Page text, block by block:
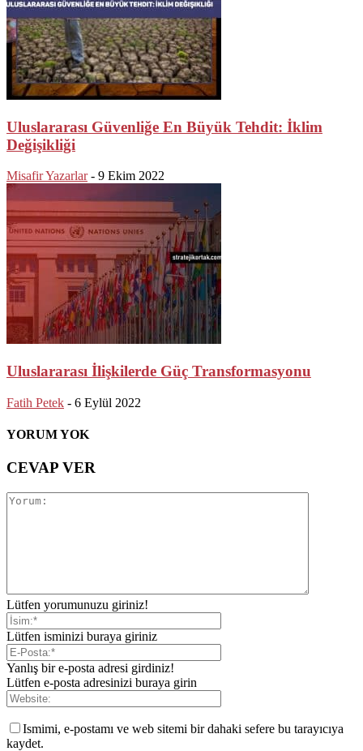
Uluslararası Güvenliğe En Büyük Tehdit: İklim
Değişikliği
Misafir Yazarlar - 9 Ekim 2022
Uluslararası İlişkilerde Güç Transformasyonu
Fatih Petek - 6 Eylül 2022
YORUM YOK
CEVAP VER
Lütfen yorumunuzu giriniz!
Lütfen isminizi buraya giriniz
Yanlış bir e-posta adresi girdiniz!
Lütfen e-posta adresinizi buraya girin
Ismimi, e-postamı ve web sitemi bir dahaki sefere bu tarayıcıya
kaydet.